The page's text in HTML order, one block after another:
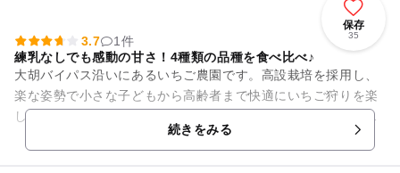
保存
35
3.7
1件
練乳なしでも感動の甘さ！4種類の品種を食べ比べ♪
大胡バイパス沿いにあるいちご農園です。高設栽培を採用し、
楽な姿勢で小さな子どもから高齢者まで快適にいちご狩りを楽
しむことができます。ベビーカーや車椅子のままでもハウス内
に入園可能なのも嬉しいです...続きをみる